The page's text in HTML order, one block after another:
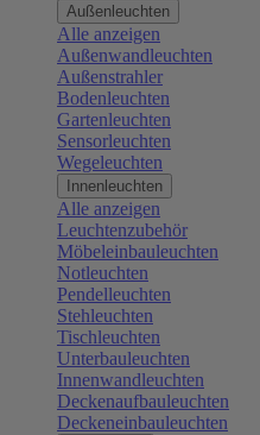
Außenleuchten
Alle anzeigen
Außenwandleuchten
Außenstrahler
Bodenleuchten
Gartenleuchten
Sensorleuchten
Wegeleuchten
Innenleuchten
Alle anzeigen
Leuchtenzubehör
Möbeleinbauleuchten
Notleuchten
Pendelleuchten
Stehleuchten
Tischleuchten
Unterbauleuchten
Innenwandleuchten
Deckenaufbauleuchten
Deckeneinbauleuchten